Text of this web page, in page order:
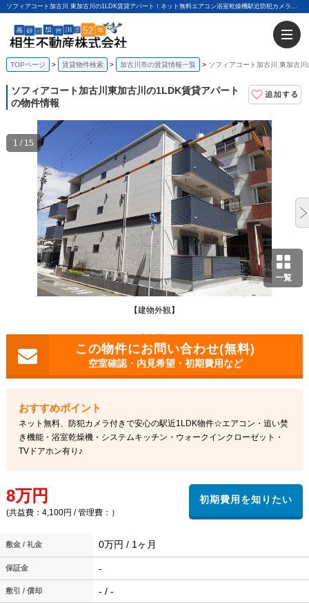
ソフィアコート加古川 東加古川の1LDK賃貸アパート！ネット無料エアコン浴室乾燥機駅近防犯カメラ｜相生不動産株式会社
TOPページ 賃貸物件検索 加古川市の賃貸情報一覧 ソフィアコート加古川 東加古
ソフィアコート加古川 東加古川の1LDK賃貸アパート
の物件情報
一覧
【建物外観】
1 / 15
空室確認・内見希望・初期費用など
ネット無料、防犯カメラ付きで安心の駅近1LDK物件☆エアコン・追い焚
き機能・浴室乾燥機・システムキッチン・ウォークインクローゼット・
TVドアホン有り♪
8万円
(共益費：4,100円 / 管理費：）
敷金 / 礼金 0万円 / 1ヶ月
保証金 -
敷引 / 償却 - / -